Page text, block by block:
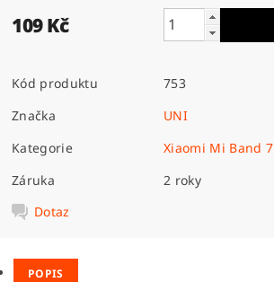
109 Kč
Kód produktu
753
Značka
UNI
Kategorie
Xiaomi Mi Band 7
Záruka
2 roky
Dotaz
POPIS